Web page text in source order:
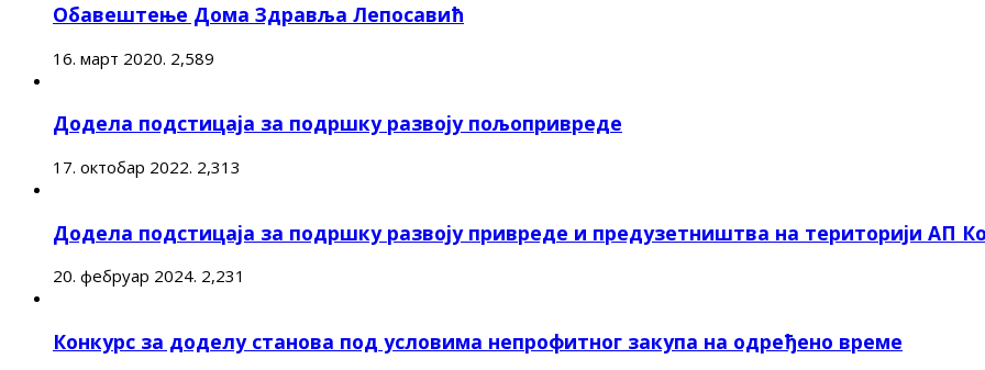
Обавештење Дома Здравља Лепосавић
16. март 2020. 2,589
Додела подстицаја за подршку развоју пољопривреде
17. октобар 2022. 2,313
Додела подстицаја за подршку развоју привреде и предузетништва на територији АП
20. фебруар 2024. 2,231
Конкурс за доделу станова под условима непрофитног закупа на одређено време